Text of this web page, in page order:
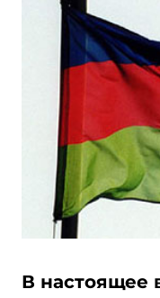
В настоящее